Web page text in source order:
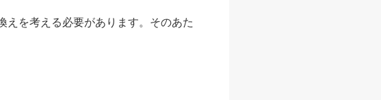
を考える必要があります。そのあた